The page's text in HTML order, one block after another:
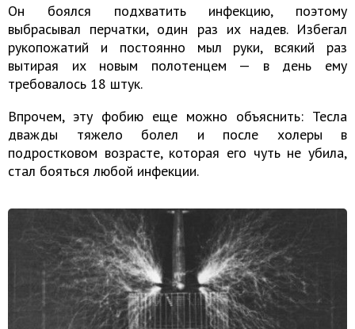
Он боялся подхватить инфекцию, поэтому
выбрасывал перчатки, один раз их надев. Избегал
рукопожатий и постоянно мыл руки, всякий раз
вытирая их новым полотенцем — в день ему
требовалось 18 штук.
Впрочем, эту фобию еще можно объяснить: Тесла
дважды тяжело болел и после холеры в
подростковом возрасте, которая его чуть не убила,
стал бояться любой инфекции.